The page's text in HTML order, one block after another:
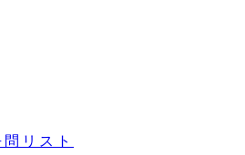
リスト